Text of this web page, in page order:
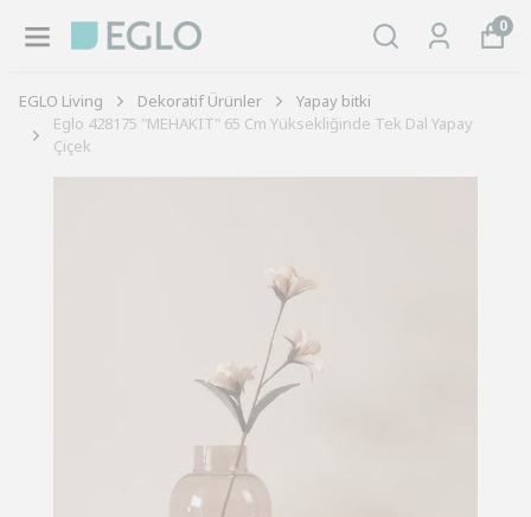
0
EGLO Living Dekoratif Ürünler
Yapay bitki
Eglo 428175 "MEHAKIT" 65 Cm Yüksekliğinde Tek Dal Yapay
Çiçek